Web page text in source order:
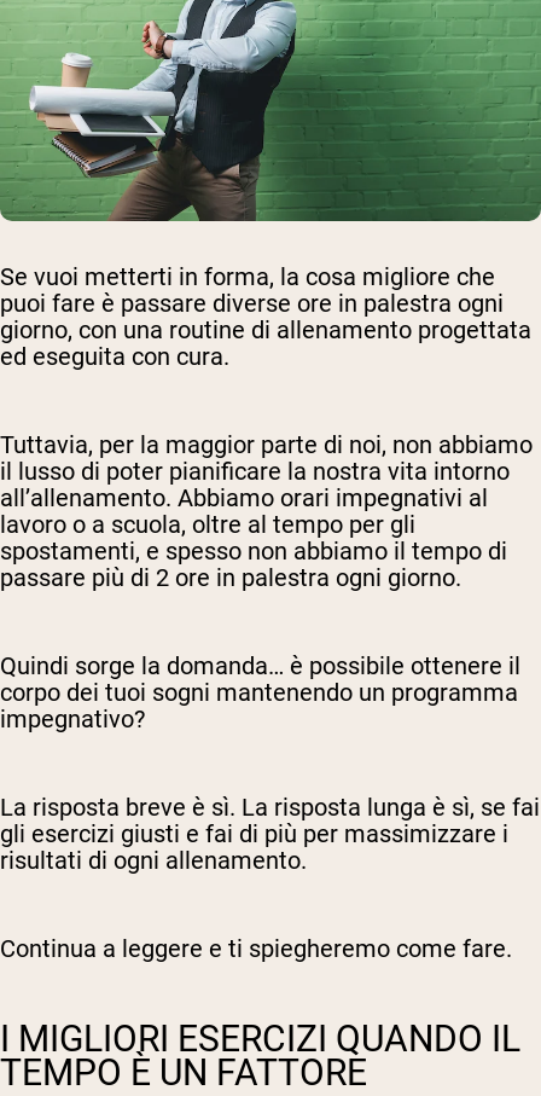
Se vuoi metterti in forma, la cosa migliore che
puoi fare è passare diverse ore in palestra ogni
giorno, con una routine di allenamento progettata
ed eseguita con cura.
Tuttavia, per la maggior parte di noi, non abbiamo
il lusso di poter pianificare la nostra vita intorno
all’allenamento. Abbiamo orari impegnativi al
lavoro o a scuola, oltre al tempo per gli
spostamenti, e spesso non abbiamo il tempo di
passare più di 2 ore in palestra ogni giorno.
Quindi sorge la domanda… è possibile ottenere il
corpo dei tuoi sogni mantenendo un programma
impegnativo?
La risposta breve è sì. La risposta lunga è sì, se fai
gli esercizi giusti e fai di più per massimizzare i
risultati di ogni allenamento.
Continua a leggere e ti spiegheremo come fare.
I MIGLIORI ESERCIZI QUANDO IL
TEMPO È UN FATTORE